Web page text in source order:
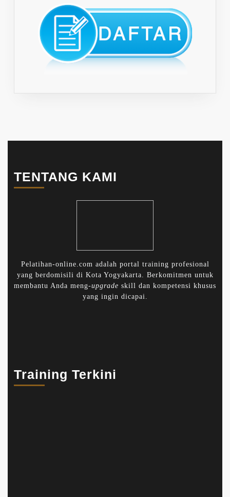
TENTANG KAMI
Pelatihan-online.com adalah portal training profesional
yang berdomisili di Kota Yogyakarta. Berkomitmen untuk
membantu Anda meng-upgrade skill dan kompetensi khusus
yang ingin dicapai.
Training Terkini